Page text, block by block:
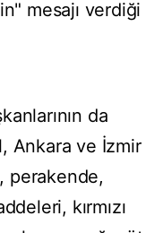
mesajı verdiği
da
Ankara ve İzmir
perakende,
kırmızı